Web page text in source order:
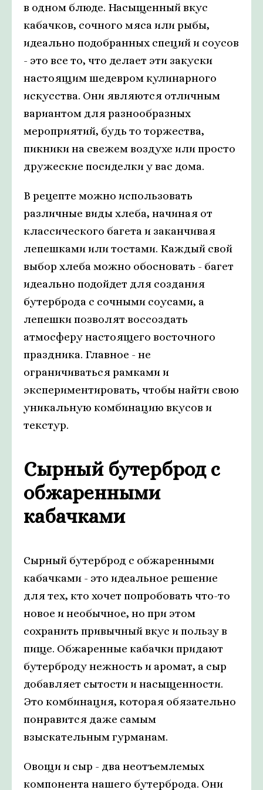
в одном блюде. Насыщенный вкус
кабачков, сочного мяса или рыбы,
идеально подобранных специй и соусов
- это все то, что делает эти закуски
настоящим шедевром кулинарного
искусства. Они являются отличным
вариантом для разнообразных
мероприятий, будь то торжества,
пикники на свежем воздухе или просто
дружеские посиделки у вас дома.
В рецепте можно использовать
различные виды хлеба, начиная от
классического багета и заканчивая
лепешками или тостами. Каждый свой
выбор хлеба можно обосновать - багет
идеально подойдет для создания
бутерброда с сочными соусами, а
лепешки позволят воссоздать
атмосферу настоящего восточного
праздника. Главное - не
ограничиваться рамками и
экспериментировать, чтобы найти свою
уникальную комбинацию вкусов и
текстур.
Сырный бутерброд с
обжаренными
кабачками
Сырный бутерброд с обжаренными
кабачками - это идеальное решение
для тех, кто хочет попробовать что-то
новое и необычное, но при этом
сохранить привычный вкус и пользу в
пище. Обжаренные кабачки придают
бутерброду нежность и аромат, а сыр
добавляет сытости и насыщенности.
Это комбинация, которая обязательно
понравится даже самым
взыскательным гурманам.
Овощи и сыр - два неотъемлемых
компонента нашего бутерброда. Они